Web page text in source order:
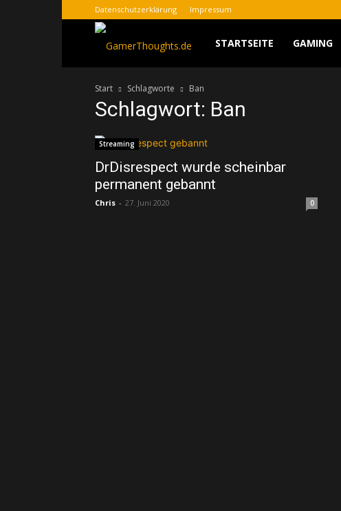
Datenschutzerklärung Impressum
GamerThoughts
STARTSEITE GAMING
Start Schlagworte Ban
Schlagwort: Ban
Streaming
DrDisrespect wurde scheinbar
permanent gebannt
Chris - 27. Juni 2020 0